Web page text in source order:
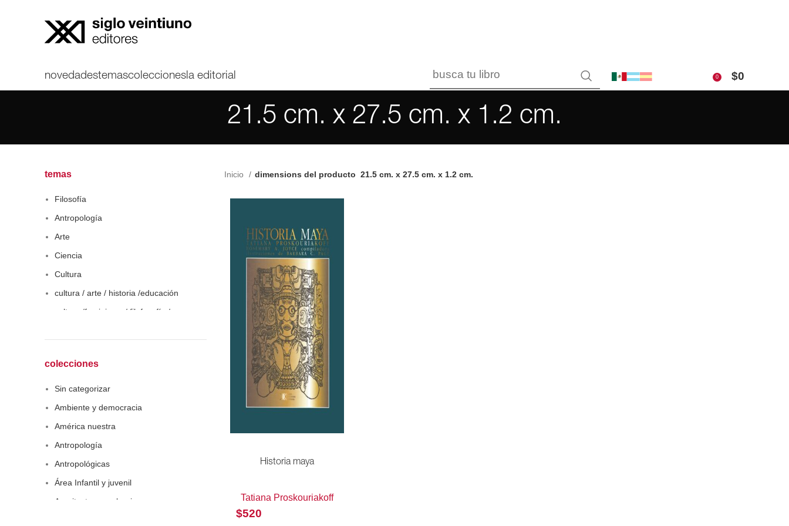
novedadestemascolecciones la editorial 0 $0
21.5 cm. x 27.5 cm. x 1.2 cm.
temas
Filosofía
Antropología
Arte
Ciencia
Cultura
cultura / arte / historia /educación
cultura /feminismo / filofosofía /
Economía
colecciones
Sin categorizar
Ambiente y democracia
América nuestra
Antropología
Antropológicas
Área Infantil y juvenil
Arquitectura y urbanismo
Inicio dimensions del producto 21.5 cm. x 27.5 cm. x 1.2 cm.
Historia maya
Tatiana Proskouriakoff
$520